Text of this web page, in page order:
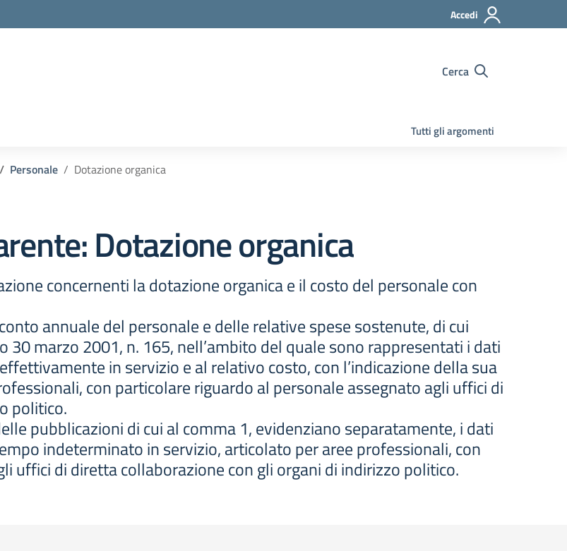
Accedi
Cerca
Tutti gli argomenti
Personale Dotazione organica
Dotazione organica
concernenti la dotazione organica e il costo del personale con
annuale del personale e delle relative spese sostenute, di cui
30 marzo 2001, n. 165, nell’ambito del quale sono rappresentati i dati
in servizio e al relativo costo, con l’indicazione della sua
con particolare riguardo al personale assegnato agli uffici di
politico.
pubblicazioni di cui al comma 1, evidenziano separatamente, i dati
indeterminato in servizio, articolato per aree professionali, con
uffici di diretta collaborazione con gli organi di indirizzo politico.